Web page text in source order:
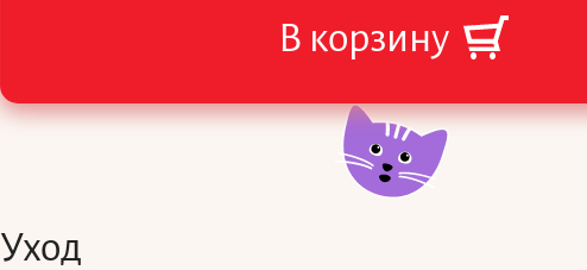
В корзину
Уход